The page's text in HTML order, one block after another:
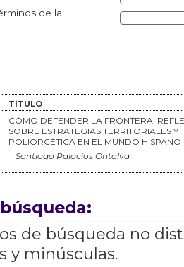
de la
TÍTULO
CÓMO DEFENDER LA FRONTERA.
SOBRE ESTRATEGIAS TERRITORIALES Y
POLIORCÉTICA EN EL MUNDO HISPANO
Santiago Palacios Ontalva
de búsqueda no
y minúsculas.